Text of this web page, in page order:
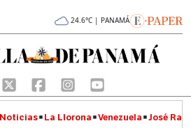
24.6°C | PANAMÁ
La Llorona Venezuela José